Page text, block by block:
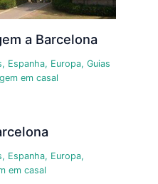
a Barcelona
, Espanha, Europa, Guias
em casal
, Espanha, Europa,
em casal